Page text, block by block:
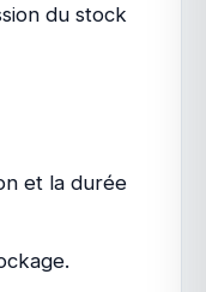
du stock
et la durée